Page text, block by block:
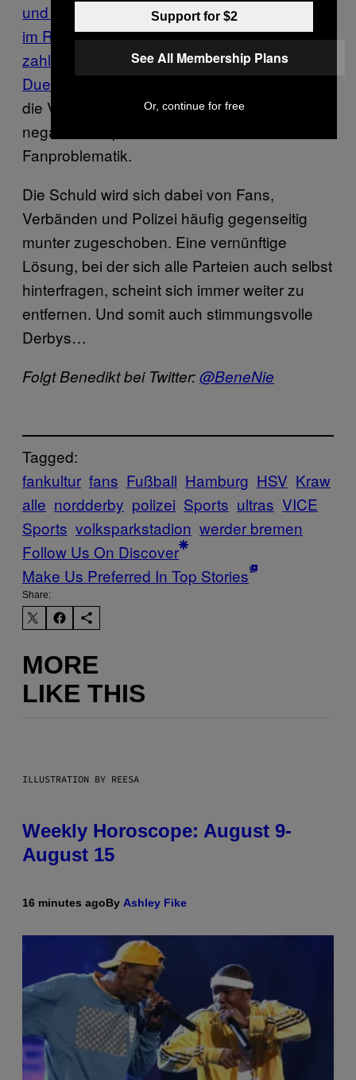
und Köln
Fehlen der Dortmunder Ultras
im Revierderby auf Schalkeoderden
zahlreichen ausgesperrten Fans beim Ost-
Duell
die Vorkommnisse am Freitag ein weiteres
negatives Kapitel der aktuellen
Fanproblematik.
Die Schuld wird sich dabei von Fans,
Verbänden und Polizei häufig gegenseitig
munter zugeschoben. Eine vernünftige
Lösung, bei der sich alle Parteien auch selbst
hinterfragen, scheint sich immer weiter zu
entfernen. Und somit auch stimmungsvolle
Derbys…
Folgt Benedikt bei Twitter:@BeneNie
Tagged:
fankultur fans Fußball Hamburg HSV Kraw
alle nordderby polizei Sports ultras VICE
Sports volksparkstadion werder bremen
Follow Us On Discover
Make Us Preferred In Top Stories
Share:
MORE
LIKE THIS
ILLUSTRATION BY REESA
Weekly Horoscope: August 9-
August 15
16 minutes agoBy Ashley Fike
Support for $2
See All Membership Plans
Or, continue for free